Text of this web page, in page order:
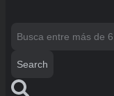
Search